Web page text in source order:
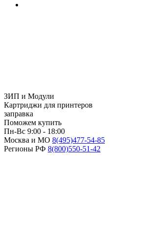
ЗИП и Модули
Картриджи для принтеров
заправка
Поможем купить
Пн-Вс 9:00 - 18:00
Москва и МО 8(495)477-54-85
Регионы РФ 8(800)550-51-42